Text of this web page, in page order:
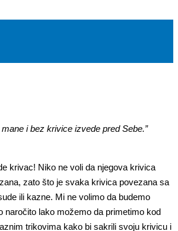
i bez krivice izvede pred Sebe.”
krivac! Niko ne voli da njegova krivica
zato što je svaka krivica povezana sa
ili kazne. Mi ne volimo da budemo
naročito lako možemo da primetimo kod
trikovima kako bi sakrili svoju krivicu i